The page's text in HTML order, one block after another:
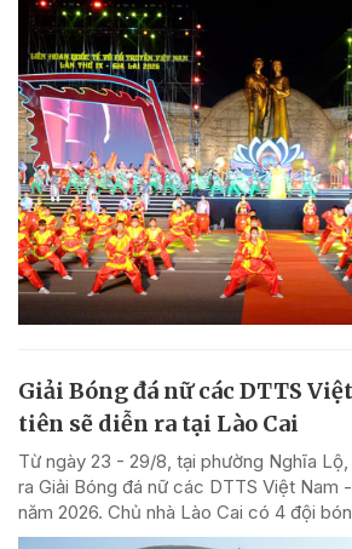
Giải Bóng đá nữ các DTTS
tiên sẽ diễn ra tại Lào Cai
Từ ngày 23 - 29/8, tại phường Nghĩa
ra Giải Bóng đá nữ các DTTS Việt Nam
năm 2026. Chủ nhà Lào Cai có 4 đội